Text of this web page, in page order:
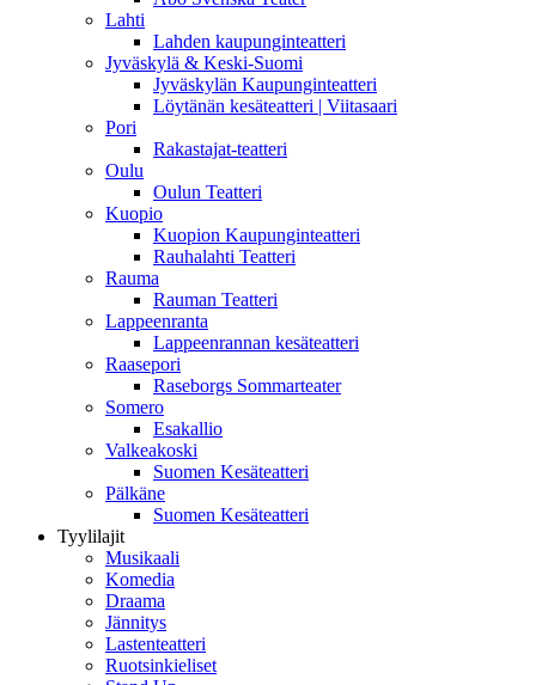
Lahti
Lahden kaupunginteatteri
Jyväskylä & Keski-Suomi
Jyväskylän Kaupunginteatteri
Löytänän kesäteatteri | Viitasaari
Pori
Rakastajat-teatteri
Oulu
Oulun Teatteri
Kuopio
Kuopion Kaupunginteatteri
Rauhalahti Teatteri
Rauma
Rauman Teatteri
Lappeenranta
Lappeenrannan kesäteatteri
Raasepori
Raseborgs Sommarteater
Somero
Esakallio
Valkeakoski
Suomen Kesäteatteri
Pälkäne
Suomen Kesäteatteri
Tyylilajit
Musikaali
Komedia
Draama
Jännitys
Lastenteatteri
Ruotsinkieliset